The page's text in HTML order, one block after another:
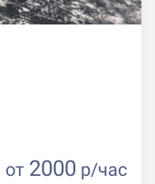
от 2000 р/час